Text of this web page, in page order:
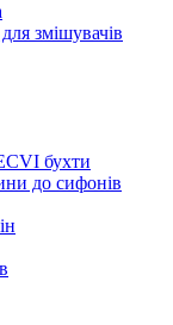
змішувачів
бухти
до сифонів